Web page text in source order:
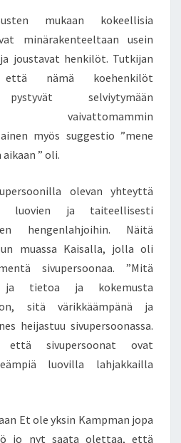
mukaan kokeellisia
minärakenteeltaan usein
joustavat henkilöt. Tutkijan
nämä koehenkilöt
pystyvät selviytymään
vaivattomammin
myös suggestio ”mene
” oli.
olevan yhteyttä
luovien ja taiteellisesti
hengenlahjoihin. Näitä
muassa Kaisalla, jolla oli
sivupersoonaa. ”Mitä
ja tietoa ja kokemusta
on, sitä värikkäämpänä ja
heijastuu sivupersoonassa.
sivupersoonat ovat
luovilla lahjakkailla
Et ole yksin Kampman jopa
jo nyt saata olettaa, että